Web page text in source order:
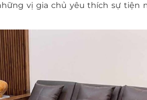
vị gia chủ yêu thích sự tiện